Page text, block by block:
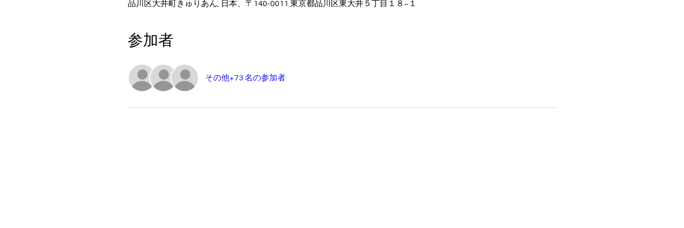
品川区大井町きゅりあん, 日本、〒140-0011 東京都品川区東大井５丁目１８−１
参加者
その他+73 名の参加者